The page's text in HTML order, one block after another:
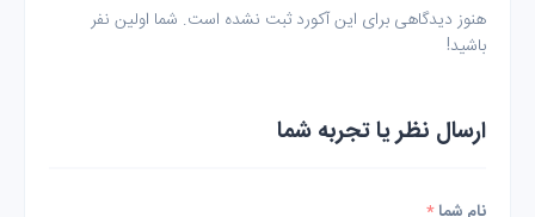
هنوز دیدگاهی برای این آکورد ثبت نشده است. شما اولین نفر
باشید!
ارسال نظر یا تجربه شما